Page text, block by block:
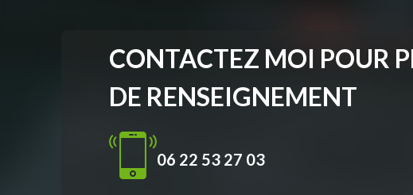
CONTACTEZ MOI POUR
DE RENSEIGNEMENT
06 22 53 27 03